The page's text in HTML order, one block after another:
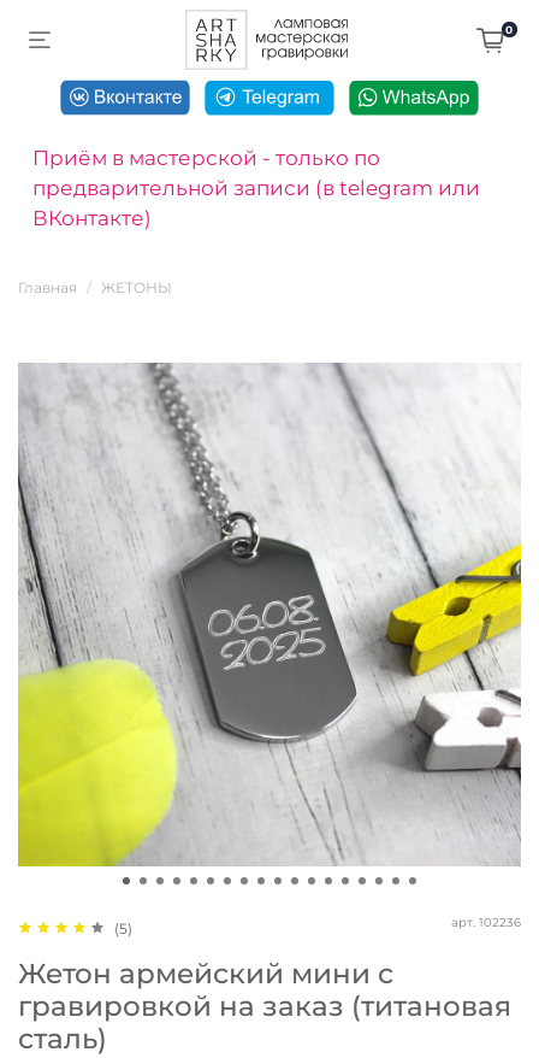
0
Приём в мастерской - только по
предварительной записи (в telegram или
ВКонтакте)
Главная ЖЕТОНЫ
(5) арт. 102236
Жетон армейский мини с
гравировкой на заказ (титановая
сталь)